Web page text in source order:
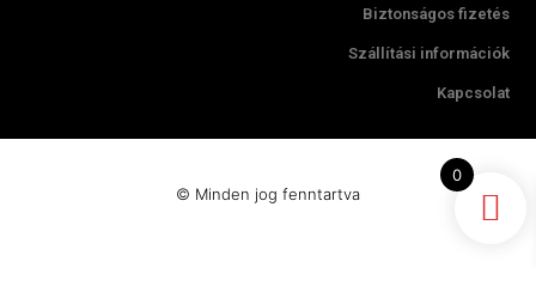
Biztonságos fizetés
Szállítási információk
Kapcsolat
© Minden jog fenntartva
0